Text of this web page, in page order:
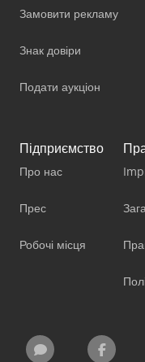
Замовити рекламу
Знак довіри
Подати аукціон
Підприємство
Про нас
Прес
Робочі місця